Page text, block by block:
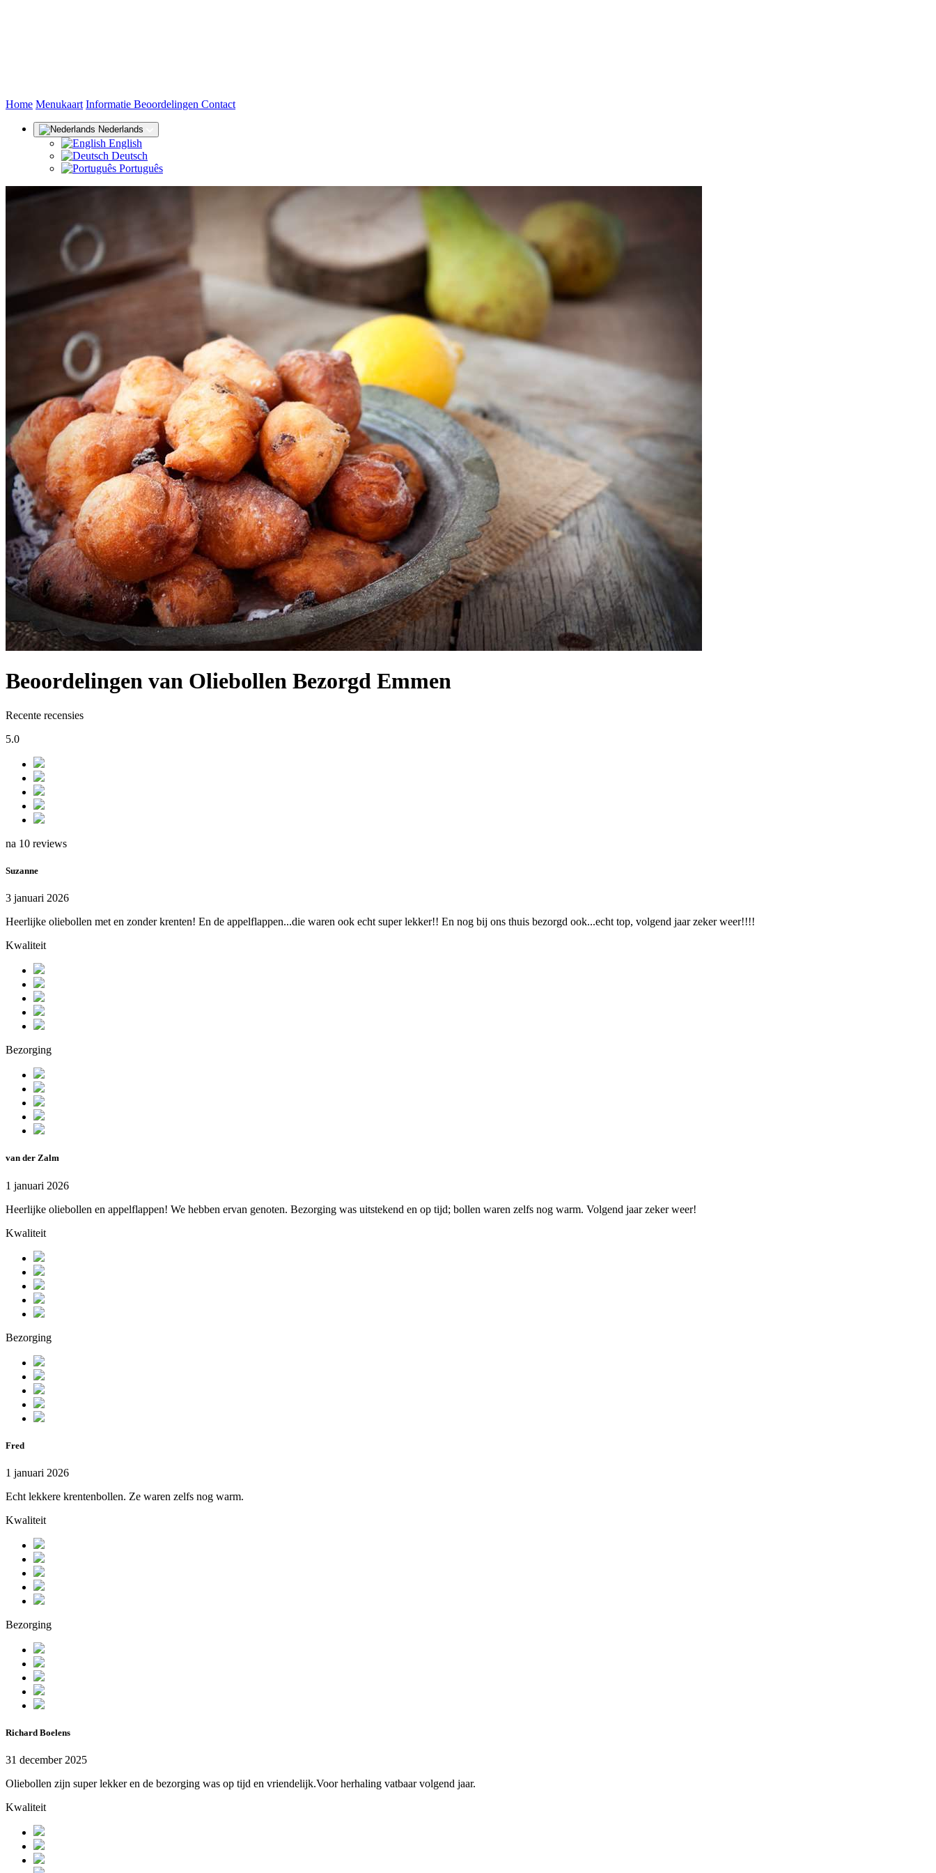
Home Menukaart Informatie Beoordelingen (huidige)
Contact
Nederlands
English
Deutsch
Português
Beoordelingen van Oliebollen Bezorgd Emmen
Recente recensies
5.0
na 10 reviews
Suzanne
3 januari 2026
Heerlijke oliebollen met en zonder krenten! En de appelflappen...die waren ook echt super lekker!! En nog bij ons thuis bezorgd ook...echt top, volgend jaar zeker weer!!!!
Kwaliteit
Bezorging
van der Zalm
1 januari 2026
Heerlijke oliebollen en appelflappen! We hebben ervan genoten. Bezorging was uitstekend en op tijd; bollen waren zelfs nog warm. Volgend jaar zeker weer!
Kwaliteit
Bezorging
Fred
1 januari 2026
Echt lekkere krentenbollen. Ze waren zelfs nog warm.
Kwaliteit
Bezorging
Richard Boelens
31 december 2025
Oliebollen zijn super lekker en de bezorging was op tijd en vriendelijk.Voor herhaling vatbaar volgend jaar.
Kwaliteit